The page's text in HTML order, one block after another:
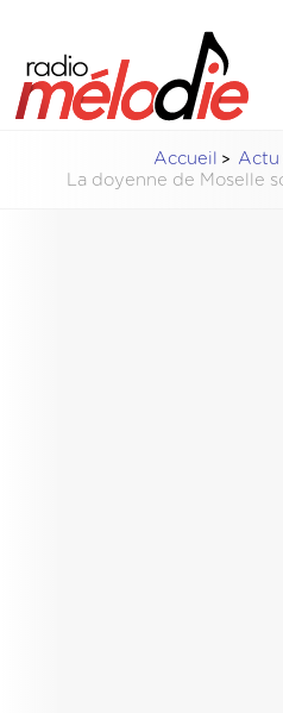
Accueil Actu
La doyenne de Moselle